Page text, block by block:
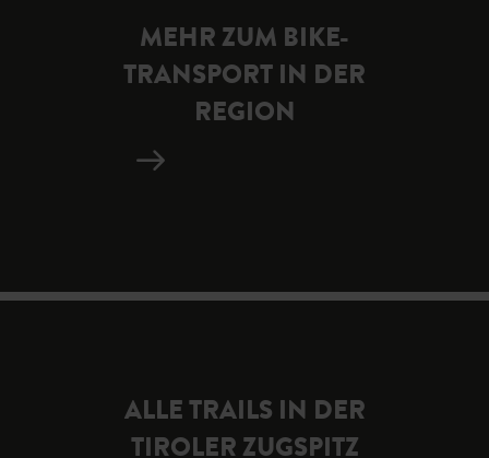
MEHR ZUM BIKE-
TRANSPORT IN DER
REGION
ALLE TRAILS IN DER
TIROLER ZUGSPITZ